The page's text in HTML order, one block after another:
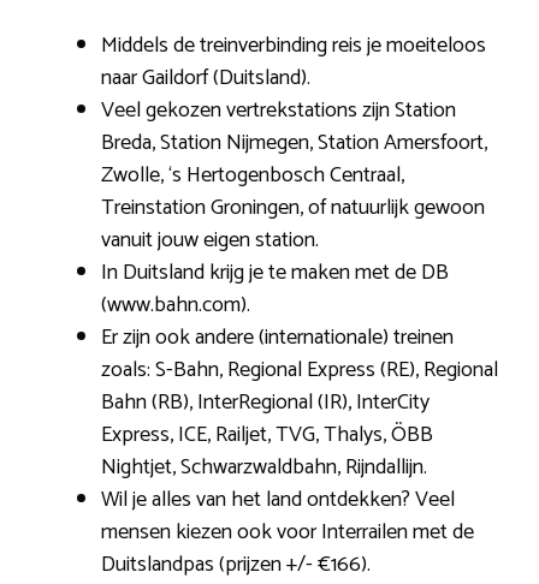
Middels de treinverbinding reis je moeiteloos
naar Gaildorf (Duitsland).
Veel gekozen vertrekstations zijn Station
Breda, Station Nijmegen, Station Amersfoort,
Zwolle, ‘s Hertogenbosch Centraal,
Treinstation Groningen, of natuurlijk gewoon
vanuit jouw eigen station.
In Duitsland krijg je te maken met de DB
(www.bahn.com).
Er zijn ook andere (internationale) treinen
zoals: S-Bahn, Regional Express (RE), Regional
Bahn (RB), InterRegional (IR), InterCity
Express, ICE, Railjet, TVG, Thalys, ÖBB
Nightjet, Schwarzwaldbahn, Rijndallijn.
Wil je alles van het land ontdekken? Veel
mensen kiezen ook voor Interrailen met de
Duitslandpas (prijzen +/- €166).